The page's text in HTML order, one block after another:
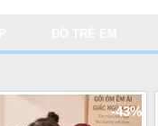
-43%